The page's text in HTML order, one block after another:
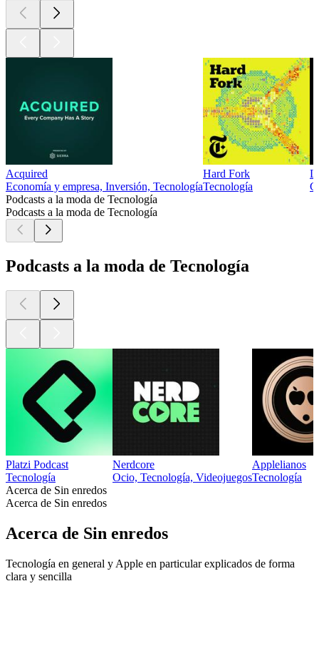
Acquired
Economía y empresa, Inversión, Tecnología
Hard Fork
Tecnología
Podcasts a la moda de Tecnología
Podcasts a la moda de Tecnología
Podcasts a la moda de Tecnología
Platzi Podcast
Tecnología
Nerdcore
Ocio, Tecnología, Videojuegos
Applelianos
Tecnología
Acerca de Sin enredos
Acerca de Sin enredos
Acerca de Sin enredos
Tecnología en general y Apple en particular explicados de forma
clara y sencilla